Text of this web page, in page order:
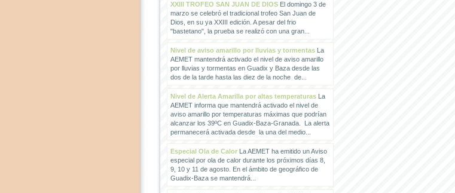
XXIII TROFEO SAN JUAN DE DIOSEl domingo 3 de
marzo se celebró el tradicional trofeo San Juan de
Dios, en su ya XXIII edición. A pesar del frio
"bastetano", la prueba se realizó con una gran...
Nivel de aviso amarillo por lluvias y tormentasLa
AEMET mantendrá activado el nivel de aviso amarillo
por lluvias y tormentas en Guadix y Baza desde las
dos de la tarde hasta las diez de la noche de...
Nivel de Alerta Amarilla por altas temperaturasLa
AEMET informa que mantendrá activado el nivel de
aviso amarillo por temperaturas máximas que podrían
alcanzar los 39ºC en Guadix-Baza-Granada. La alerta
permanecerá activada desde la una del medio...
Especial Ola de CalorLa AEMET ha emitido un Aviso
especial por ola de calor durante los próximos días 8,
9, 10 y 11 de agosto. En el ámbito de geográfico de
Guadix-Baza se mantendrá...